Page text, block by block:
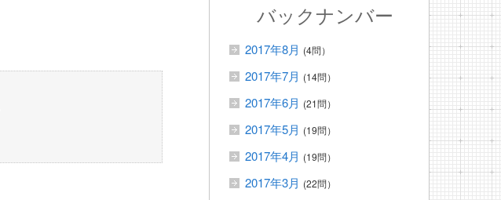
バックナンバー
2017年8月 (4問）
2017年7月 (14問）
2017年6月 (21問）
2017年5月 (19問）
2017年4月 (19問）
2017年3月 (22問）